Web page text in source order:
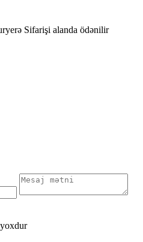
Sifarişi alanda ödənilir